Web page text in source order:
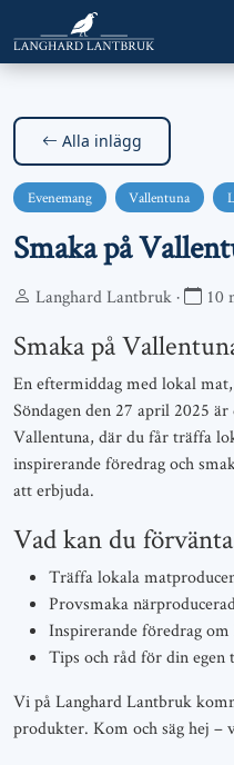
Alla inlägg
Evenemang Vallentuna
Smaka på
Langhard Lantbruk · 10
Smaka på
En eftermiddag med lokal
Söndagen den 27 april 2025
Vallentuna, där du får träffa
inspirerande föredrag och
att erbjuda.
Vad kan du
Träffa lokala
Provsmaka
Inspirerande föredrag
Tips och råd för din egen
Vi på Langhard Lantbruk
produkter. Kom och säg hej